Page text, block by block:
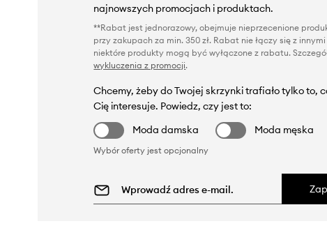
najnowszych promocjach i produktach.
**Rabat jest jednorazowy, obejmuje nieprzecenione
przy zakupach za min. 350 zł. Rabat nie łączy się z
niektóre produkty mogą być wyłączone z rabatu.
wykluczenia z promocji.
Chcemy, żeby do Twojej skrzynki trafiało tylko to,
Cię interesuje. Powiedz, czy jest to:
Moda damska
Moda męska
Wybór oferty jest opcjonalny